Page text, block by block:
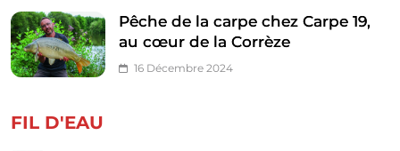
Pêche de la carpe chez Carpe 19,
au cœur de la Corrèze
16 Décembre 2024
FIL D'EAU